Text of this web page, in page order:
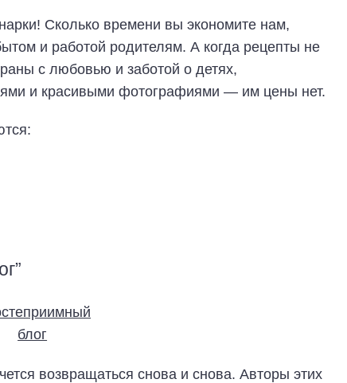
Сколько времени вы экономите нам,
и работой родителям. А когда рецепты не
с любовью и заботой о детях,
и красивыми фотографиями — им цены нет.
возвращаться снова и снова. Авторы этих